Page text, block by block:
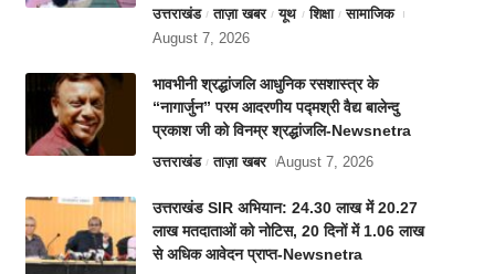
उत्तराखंड ताज़ा खबर यूथ शिक्षा
सामाजिक
August 7, 2026
भावभीनी श्रद्धांजलि आधुनिक रसशास्त्र के
“नागार्जुन” परम आदरणीय पद्मश्री वैद्य बालेन्दु
प्रकाश जी को विनम्र श्रद्धांजलि-Newsnetra
उत्तराखंड ताज़ा खबर August 7, 2026
उत्तराखंड SIR अभियान: 24.30 लाख में 20.27
लाख मतदाताओं को नोटिस, 20 दिनों में 1.06 लाख
से अधिक आवेदन प्राप्त-Newsnetra